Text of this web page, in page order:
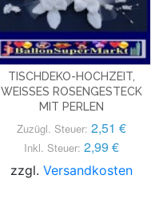
TISCHDEKO-HOCHZEIT,
WEISSES ROSENGESTECK M
IT PERLEN
Zuzügl. Steuer: 2,51 €
Inkl. Steuer: 2,99 €
zzgl. Versandkosten